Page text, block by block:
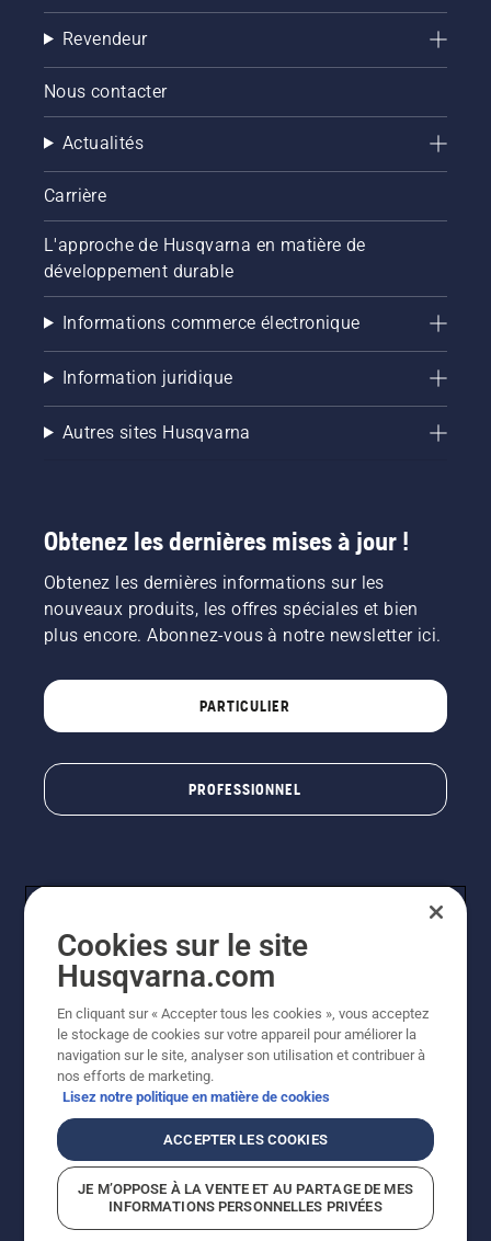
Revendeur
Nous contacter
Actualités
Carrière
L'approche de Husqvarna en matière de
développement durable
Informations commerce électronique
Information juridique
Autres sites Husqvarna
Obtenez les dernières mises à jour !
Obtenez les dernières informations sur les
nouveaux produits, les offres spéciales et bien
plus encore. Abonnez-vous à notre newsletter ici.
PARTICULIER
PROFESSIONNEL
© Husqvarna AB (publ). Tous droits réservés. Les prix
indiqués sont à titre indicatif de Husqvarna Schweiz AG
aux revendeurs participants, prix en CHF, TVA 8,1 % et
TAR incluses. Sous réserve de modification. Tous les
prix indiqués sont des prix de vente recommandés (TVA
incluse), sauf si le produit est disponible pour un achat
Politique relative aux cookiesConditions d'utilisation
Avis de confidentialitéImpressionCGVL Shop en ligne
Signalement de violations présumées
Cookies sur le site
Husqvarna.com
En cliquant sur « Accepter tous les cookies », vous acceptez
le stockage de cookies sur votre appareil pour améliorer la
navigation sur le site, analyser son utilisation et contribuer à
nos efforts de marketing.
Lisez notre politique en matière de cookies
ACCEPTER LES COOKIES
JE M’OPPOSE À LA VENTE ET AU PARTAGE DE MES
INFORMATIONS PERSONNELLES PRIVÉES